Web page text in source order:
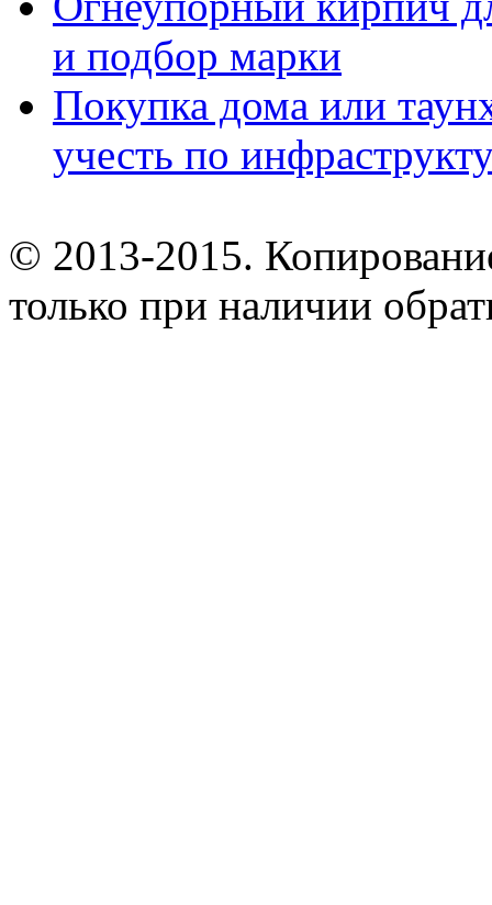
и подбор марки
Покупка дома или
учесть по
© 2013-2015.
только при наличии